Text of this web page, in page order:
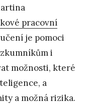
pracovní
je pomoci
i
možnosti, které
a
a možná rizika.